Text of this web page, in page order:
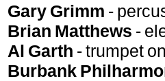
Gary Grimm -
Brian Matthews -
Al Garth - trumpet
Burbank